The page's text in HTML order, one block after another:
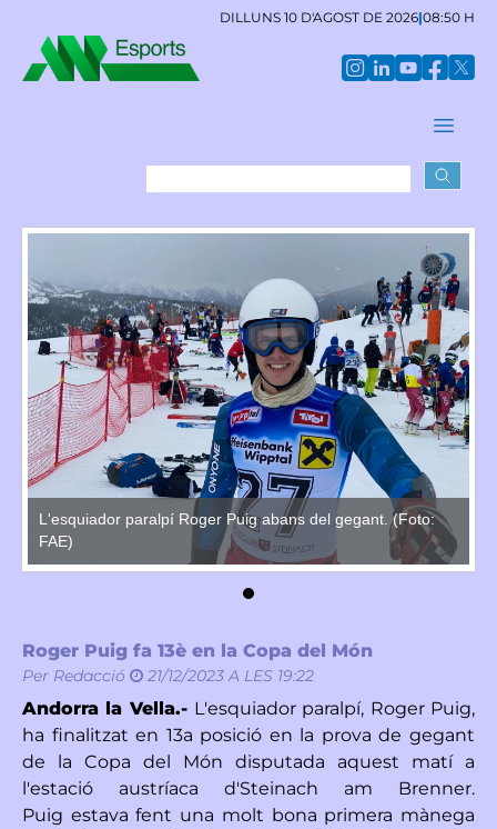
DILLUNS 10 D'AGOST DE 2026|08:50 H
L'esquiador paralpí Roger Puig abans del gegant. (Foto:
FAE)
Roger Puig fa 13è en la Copa del Món
Per Redacció 21/12/2023 A LES 19:22
Andorra la Vella.- L'esquiador paralpí, Roger Puig,
ha finalitzat en 13a posició en la prova de gegant
de la Copa del Món disputada aquest matí a
l'estació austríaca d'Steinach am Brenner.
Puig estava fent una molt bona primera mànega